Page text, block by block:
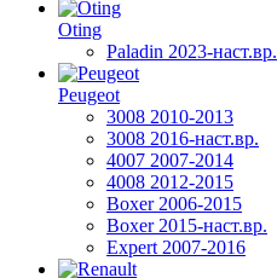
Oting
Paladin 2023-наст.вр.
Peugeot
3008 2010-2013
3008 2016-наст.вр.
4007 2007-2014
4008 2012-2015
Boxer 2006-2015
Boxer 2015-наст.вр.
Expert 2007-2016